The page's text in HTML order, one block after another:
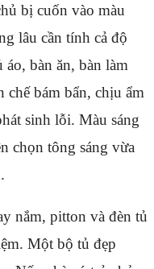
bị cuốn vào màu
lâu cần tính cả độ
bàn ăn, bàn làm
chế bám bẩn, chịu ẩm
sinh lỗi. Màu sáng
chọn tông sáng vừa
nắm, pitton và đèn tủ
Một bộ tủ đẹp